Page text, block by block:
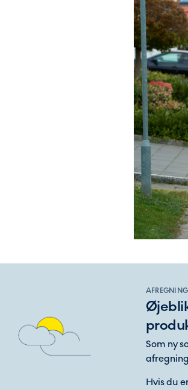
AFREGNING
Som ny
Hvis du